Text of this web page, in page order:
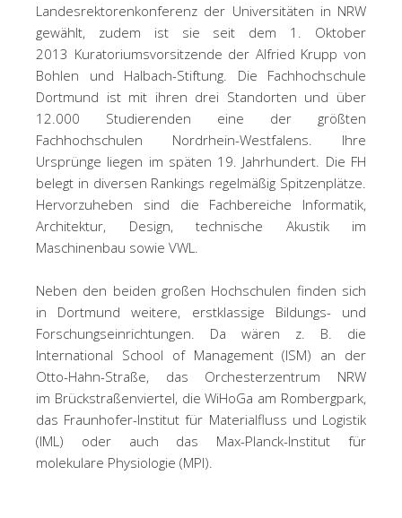
Landesrektorenkonferenz der Universitäten in NRW
gewählt, zudem ist sie seit dem 1. Oktober
2013 Kuratoriumsvorsitzende der Alfried Krupp von
Bohlen und Halbach-Stiftung. Die Fachhochschule
Dortmund ist mit ihren drei Standorten und über
12.000 Studierenden eine der größten
Fachhochschulen Nordrhein-Westfalens. Ihre
Ursprünge liegen im späten 19. Jahrhundert. Die FH
belegt in diversen Rankings regelmäßig Spitzenplätze.
Hervorzuheben sind die Fachbereiche Informatik,
Architektur, Design, technische Akustik im
Maschinenbau sowie VWL.
Neben den beiden großen Hochschulen finden sich
in Dortmund weitere, erstklassige Bildungs- und
Forschungseinrichtungen. Da wären z. B. die
International School of Management (ISM) an der
Otto-Hahn-Straße, das Orchesterzentrum NRW
im Brückstraßenviertel, die WiHoGa am Rombergpark,
das Fraunhofer-Institut für Materialfluss und Logistik
(IML) oder auch das Max-Planck-Institut für
molekulare Physiologie (MPI).